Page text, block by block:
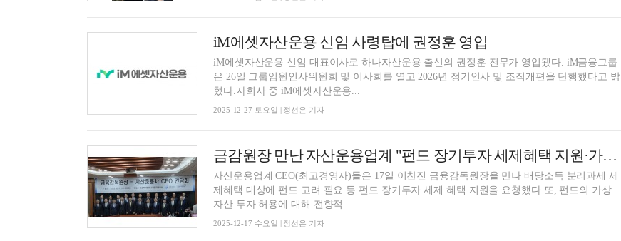
iM에셋자산운용 신임 사령탑에 권정훈 영입
iM에셋자산운용 신임 대표이사로 하나자산운용 출신의 권정훈 전무가 영입됐다. iM금융그룹
은 26일 그룹임원인사위원회 및 이사회를 열고 2026년 정기인사 및 조직개편을 단행했다고 밝
혔다.자회사 중 iM에셋자산운용...
2025-12-27 토요일 | 정선은 기자
금감원장 만난 자산운용업계 "펀드 장기투자 세제혜택 지원·가상자산 투자 허용 검토 요청"
자산운용업계 CEO(최고경영자)들은 17일 이찬진 금융감독원장을 만나 배당소득 분리과세 세
제혜택 대상에 펀드 고려 필요 등 펀드 장기투자 세제 혜택 지원을 요청했다.또, 펀드의 가상
자산 투자 허용에 대해 전향적...
2025-12-17 수요일 | 정선은 기자